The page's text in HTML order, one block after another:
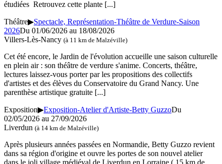
étudiées Retrouvez cette plante [...]
Théâtre▶Spectacle, Représentation-Théâtre de Verdure-Saison
2026Du 01/06/2026 au 18/08/2026
Villers-Lès-Nancy (à 11 km de Malzéville)
Cet été encore, le Jardin de l'évolution accueille une saison culturelle
en plein air : son théâtre de verdure s'anime. Concerts, théâtre,
lectures laissez-vous porter par les propositions des collectifs
d'artistes et des élèves du Conservatoire du Grand Nancy. Une
parenthèse artistique gratuite [...]
Exposition▶Exposition-Atelier d'Artiste-Betty GuzzoDu
02/05/2026 au 27/09/2026
Liverdun (à 14 km de Malzéville)
Après plusieurs années passées en Normandie, Betty Guzzo revient
dans sa région d'origine et ouvre les portes de son nouvel atelier
dans le joli village médiéval de Liverdun en Lorraine ( 15 km de